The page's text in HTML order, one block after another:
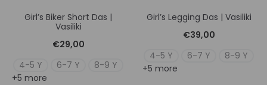
Girl’s Biker Short Das |
Vasiliki
€29,00
4-5 Y
6-7 Y
8-9 Y
+5 more
Girl’s Legging Das | Vasiliki
€39,00
4-5 Y
6-7 Y
8-9 Y
+5 more